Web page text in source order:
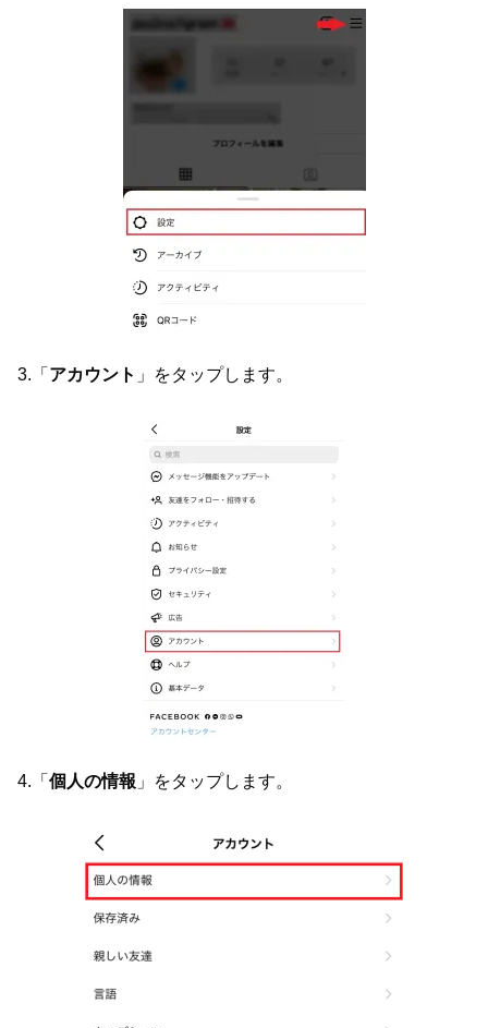
3.「 アカウント 」をタップします。
4.「 個人の情報 」をタップします。